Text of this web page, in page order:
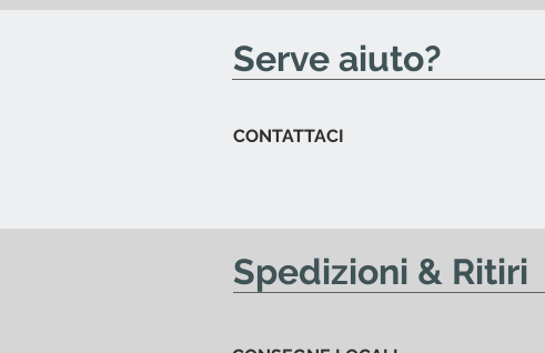
Serve aiuto?
CONTATTACI
Spedizioni & Ritiri